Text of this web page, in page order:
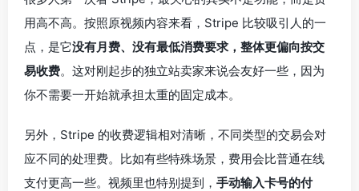
用高不高。按照原视频内容来看，Stripe 比较吸引人的一
点，是它没有月费、没有最低消费要求，整体更偏向按交
易收费。这对刚起步的独立站卖家来说会友好一些，因为
你不需要一开始就承担太重的固定成本。
另外，Stripe 的收费逻辑相对清晰，不同类型的交易会对
应不同的处理费。比如有些特殊场景，费用会比普通在线
支付更高一些。视频里也特别提到， 手动输入卡号的付